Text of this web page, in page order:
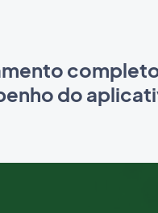
do